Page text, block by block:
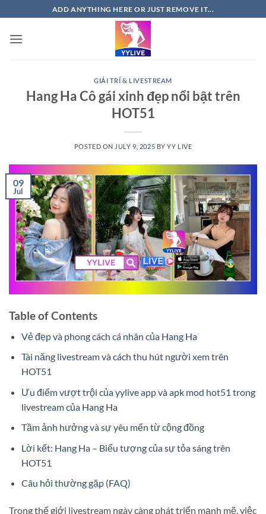
to
content
ADD ANYTHING HERE OR JUST REMOVE IT...
GIẢI TRÍ & LIVESTREAM
Hang Ha Cô gái xinh đẹp nổi bật trên
HOT51
POSTED ON JULY 9, 2025 BYYY LIVE
09
Jul
Table of Contents
Vẻ đẹp và phong cách cá nhân của Hang Ha
Tài năng livestream và cách thu hút người xem trên
HOT51
Ưu điểm vượt trội của yylive app và apk mod hot51 trong
livestream của Hang Ha
Tầm ảnh hưởng và sự yêu mến từ cộng đồng
Lời kết: Hang Ha – Biểu tượng của sự tỏa sáng trên
HOT51
Câu hỏi thường gặp (FAQ)
Trong thế giới livestream ngày càng phát triển mạnh mẽ, việc